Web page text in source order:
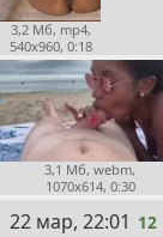
3,2 Мб, mp4,
540x960, 0:18
3,1 Мб, webm,
1070x614, 0:30
12
22 мар, 22:01 12